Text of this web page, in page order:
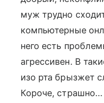
муж трудно
компьютерные
него есть
агрессивен. В
изо рта брызжет
Короче, страшно...